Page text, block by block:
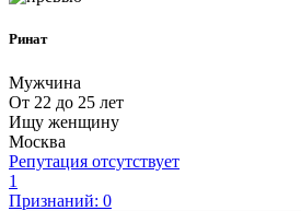
Ринат
Мужчина
От 22 до 25 лет
Ищу женщину
Москва
Репутация отсутствует
1
Признаний: 0